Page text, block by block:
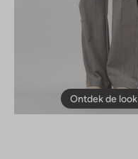
Ontdek de look